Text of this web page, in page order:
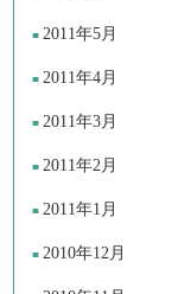
2011年5月
2011年4月
2011年3月
2011年2月
2011年1月
2010年12月